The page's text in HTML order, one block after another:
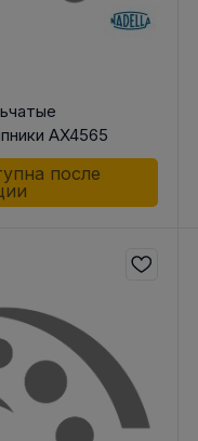
AX4565
после